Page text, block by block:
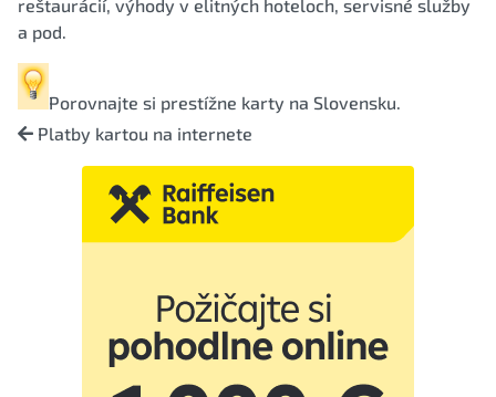
reštaurácií, výhody v elitných hoteloch, servisné služby
a pod.
Porovnajte si prestížne karty na Slovensku.
Platby kartou na internete